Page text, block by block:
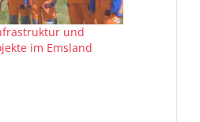
und
im Emsland